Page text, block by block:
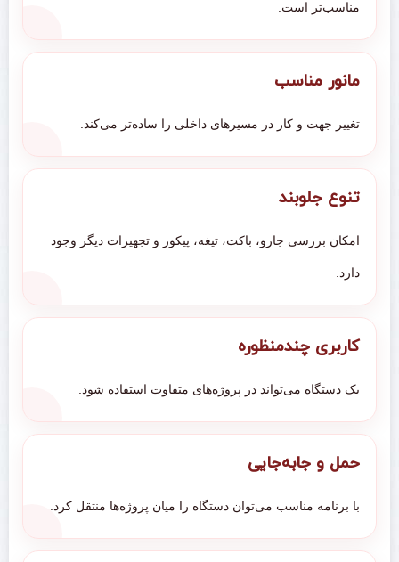
مناسب‌تر است.
مانور مناسب
تغییر جهت و کار در مسیرهای داخلی را ساده‌تر می‌کند.
تنوع جلوبند
امکان بررسی جارو، باکت، تیغه، پیکور و تجهیزات دیگر وجود
دارد.
کاربری چندمنظوره
یک دستگاه می‌تواند در پروژه‌های متفاوت استفاده شود.
حمل و جابه‌جایی
با برنامه مناسب می‌توان دستگاه را میان پروژه‌ها منتقل کرد.